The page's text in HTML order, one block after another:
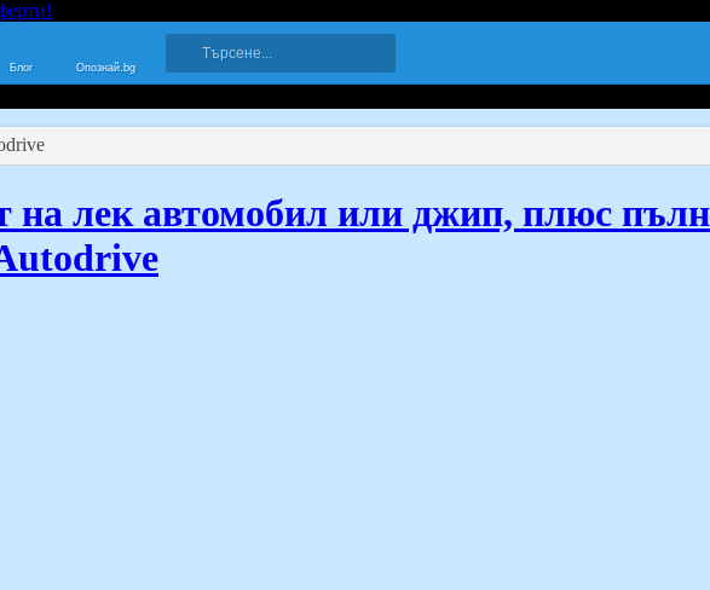
Блог Опознай.bg
на лек автомобил или джип, плюс